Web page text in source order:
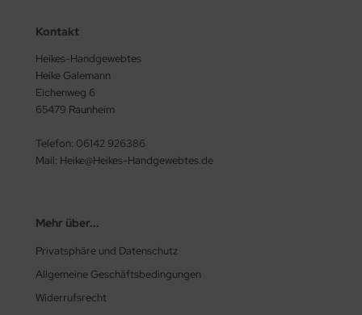
Kontakt
Heikes-Handgewebtes
Heike Galemann
Eichenweg 6
65479 Raunheim
Telefon: 06142 926386
Mail: Heike@Heikes-Handgewebtes.de
Mehr über...
Privatsphäre und Datenschutz
Allgemeine Geschäftsbedingungen
Widerrufsrecht